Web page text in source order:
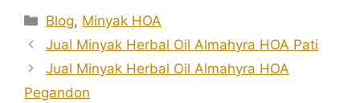
Kategori
Blog, Minyak HOA
Jual Minyak Herbal Oil Almahyra HOA Pati
Jual Minyak Herbal Oil Almahyra HOA
Pegandon